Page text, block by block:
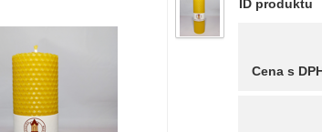
ID produktu
Cena s